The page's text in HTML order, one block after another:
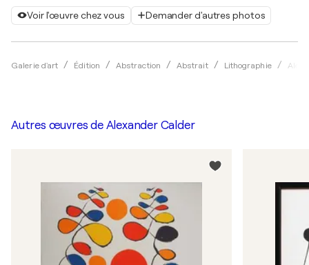
Voir l'œuvre chez vous Demander d'autres photos
Galerie d'art Édition Abstraction Abstrait Lithographie
Autres œuvres de Alexander Calder